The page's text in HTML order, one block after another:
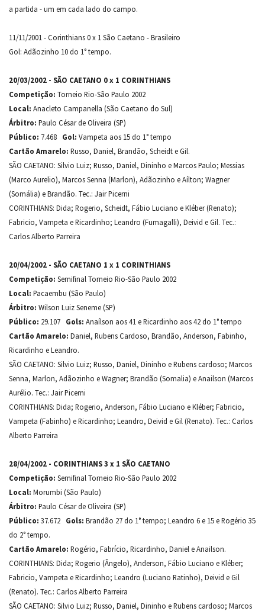
a partida - um em cada lado do campo.
11/11/2001 - Corinthians 0 x 1 São Caetano - Brasileiro
Gol: Adãozinho 10 do 1° tempo.
20/03/2002 - SÃO CAETANO 0 x 1 CORINTHIANS
Competição: Torneio Rio-São Paulo 2002
Local: Anacleto Campanella (São Caetano do Sul)
Árbitro: Paulo César de Oliveira (SP)
Público: 7.468 Gol: Vampeta aos 15 do 1° tempo
Cartão Amarelo: Russo, Daniel, Brandão, Scheidt e Gil.
SÃO CAETANO: Silvio Luiz; Russo, Daniel, Dininho e Marcos Paulo; Messias
(Marco Aurelio), Marcos Senna (Marlon), Adãozinho e Aílton; Wagner
(Somália) e Brandão. Tec.: Jair Picerni
CORINTHIANS: Dida; Rogerio, Scheidt, Fábio Luciano e Kléber (Renato);
Fabricio, Vampeta e Ricardinho; Leandro (Fumagalli), Deivid e Gil. Tec.:
Carlos Alberto Parreira
20/04/2002 - SÃO CAETANO 1 x 1 CORINTHIANS
Competição: Semifinal Torneio Rio-São Paulo 2002
Local: Pacaembu (São Paulo)
Árbitro: Wilson Luiz Seneme (SP)
Público: 29.107 Gols: Anaílson aos 41 e Ricardinho aos 42 do 1° tempo
Cartão Amarelo: Daniel, Rubens Cardoso, Brandão, Anderson, Fabinho,
Ricardinho e Leandro.
SÃO CAETANO: Silvio Luiz; Russo, Daniel, Dininho e Rubens cardoso; Marcos
Senna, Marlon, Adãozinho e Wagner; Brandão (Somalia) e Anailson (Marcos
Aurélio. Tec.: Jair Picerni
CORINTHIANS: Dida; Rogerio, Anderson, Fábio Luciano e Kléber; Fabricio,
Vampeta (Fabinho) e Ricardinho; Leandro, Deivid e Gil (Renato). Tec.: Carlos
Alberto Parreira
28/04/2002 - CORINTHIANS 3 x 1 SÃO CAETANO
Competição: Semifinal Torneio Rio-São Paulo 2002
Local: Morumbi (São Paulo)
Árbitro: Paulo César de Oliveira (SP)
Público: 37.672 Gols: Brandão 27 do 1° tempo; Leandro 6 e 15 e Rogério 35
do 2° tempo.
Cartão Amarelo: Rogério, Fabrício, Ricardinho, Daniel e Anailson.
CORINTHIANS: Dida; Rogerio (Ângelo), Anderson, Fábio Luciano e Kléber;
Fabricio, Vampeta e Ricardinho; Leandro (Luciano Ratinho), Deivid e Gil
(Renato). Tec.: Carlos Alberto Parreira
SÃO CAETANO: Silvio Luiz; Russo, Daniel, Dininho e Rubens cardoso; Marcos